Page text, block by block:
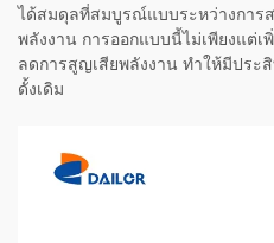
ได้สมดุลที่สมบูรณ์แบบระหว่างการ
พลังงาน การออกแบบนี้ไม่เพียงแต่
ลดการสูญเสียพลังงาน ทำให้มีประ
ดั้งเดิม